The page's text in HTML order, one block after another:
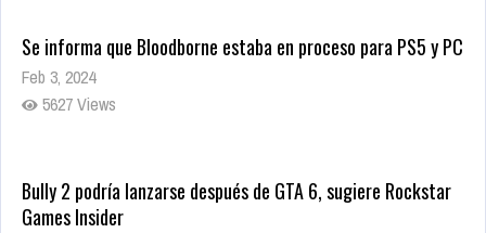
Se informa que Bloodborne estaba en proceso para PS5 y PC
Feb 3, 2024
5627 Views
Bully 2 podría lanzarse después de GTA 6, sugiere Rockstar
Games Insider